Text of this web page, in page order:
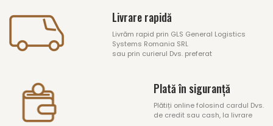
Livrare rapidă
Livrăm rapid prin GLS General Logistics
Systems Romania SRL
sau prin curierul Dvs. preferat
Plată în siguranță
Plătiți online folosind cardul Dvs.
de credit sau cash, la livrare